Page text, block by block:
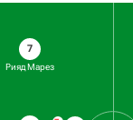
7
Рияд Марез